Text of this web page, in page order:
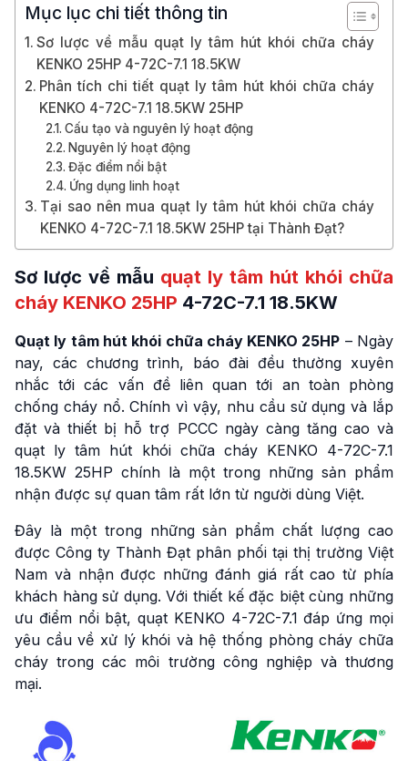
Mục lục chi tiết thông tin
Sơ lược về mẫu quạt ly tâm hút khói chữa cháy
KENKO 25HP 4-72C-7.1 18.5KW
Phân tích chi tiết quạt ly tâm hút khói chữa cháy
KENKO 4-72C-7.1 18.5KW 25HP
Cấu tạo và nguyên lý hoạt động
Nguyên lý hoạt động
Đặc điểm nổi bật
Ứng dụng linh hoạt
Tại sao nên mua quạt ly tâm hút khói chữa cháy
KENKO 4-72C-7.1 18.5KW 25HP tại Thành Đạt?
Sơ lược về mẫu quạt ly tâm hút khói chữa
cháy KENKO 25HP 4-72C-7.1 18.5KW
Quạt ly tâm hút khói chữa cháy KENKO 25HP – Ngày
nay, các chương trình, báo đài đều thường xuyên
nhắc tới các vấn đề liên quan tới an toàn phòng
chống cháy nổ. Chính vì vậy, nhu cầu sử dụng và lắp
đặt và thiết bị hỗ trợ PCCC ngày càng tăng cao và
quạt ly tâm hút khói chữa cháy KENKO 4-72C-7.1
18.5KW 25HP chính là một trong những sản phẩm
nhận được sự quan tâm rất lớn từ người dùng Việt.
Đây là một trong những sản phẩm chất lượng cao
được Công ty Thành Đạt phân phối tại thị trường Việt
Nam và nhận được những đánh giá rất cao từ phía
khách hàng sử dụng. Với thiết kế đặc biệt cùng những
ưu điểm nổi bật, quạt KENKO 4-72C-7.1 đáp ứng mọi
yêu cầu về xử lý khói và hệ thống phòng cháy chữa
cháy trong các môi trường công nghiệp và thương
mại.